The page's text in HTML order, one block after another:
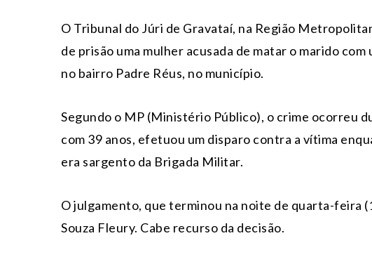
O Tribunal do Júri de Gravataí, na Região
de prisão uma mulher acusada de matar o marido
no bairro Padre Réus, no município.
Segundo o MP (Ministério Público), o crime ocorreu
com 39 anos, efetuou um disparo contra a vítima
era sargento da Brigada Militar.
O julgamento, que terminou na noite de quarta-feira
Souza Fleury. Cabe recurso da decisão.